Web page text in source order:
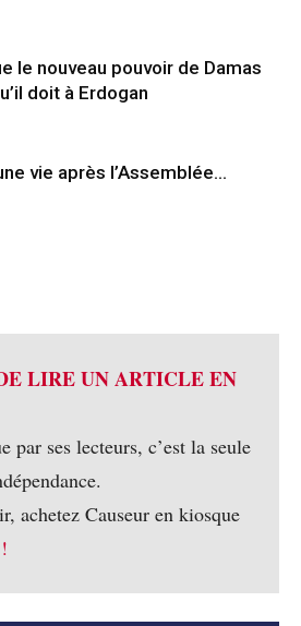
le nouveau pouvoir de Damas
doit à Erdogan
vie après l’Assemblée…
LIRE UN ARTICLE EN
par ses lecteurs, c’est la seule
achetez Causeur en kiosque